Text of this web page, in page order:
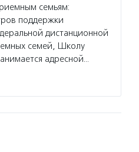
семьям:
поддержки
дистанционной
семей, Школу
адресной…